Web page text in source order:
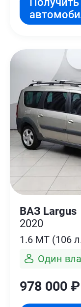
ВАЗ Largus
2020
1.6 MT (106
Один
978 000 ₽